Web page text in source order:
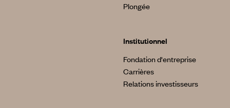
Plongée
Institutionnel
Fondation d'entreprise
Carrières
Relations investisseurs